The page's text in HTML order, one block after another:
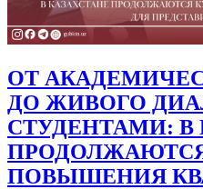
Подробнее...